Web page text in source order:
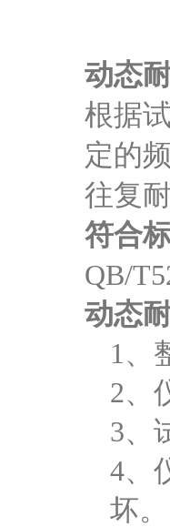
动态
根据
定的
往复
符合
QB/
动态
1、
2、
3、
4、
坏。